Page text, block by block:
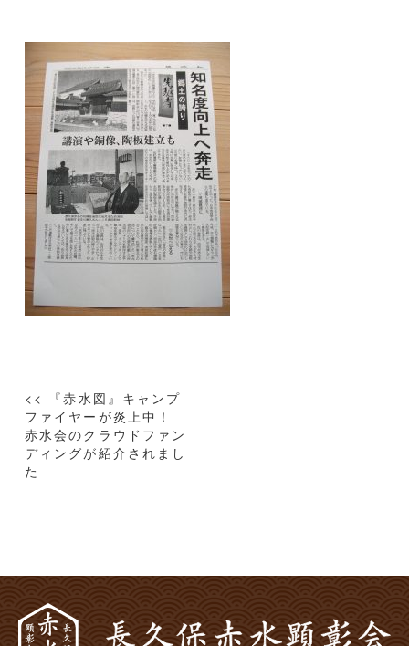
投
稿
ナ
ビ
ン
<< 『赤水図』キャンプ
ファイヤーが炎上中！
赤水会のクラウドファン
ディングが紹介されまし
た